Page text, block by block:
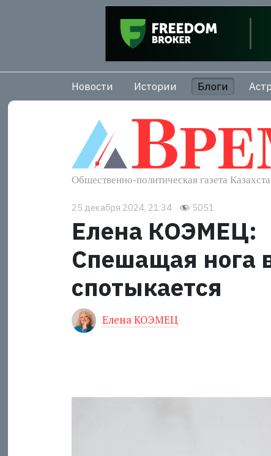
Новости Истории Блоги
25 декабря 2024, 21:34 5051
Елена КОЭМЕЦ:
Спешащая нога
спотыкается
Елена КОЭМЕЦ